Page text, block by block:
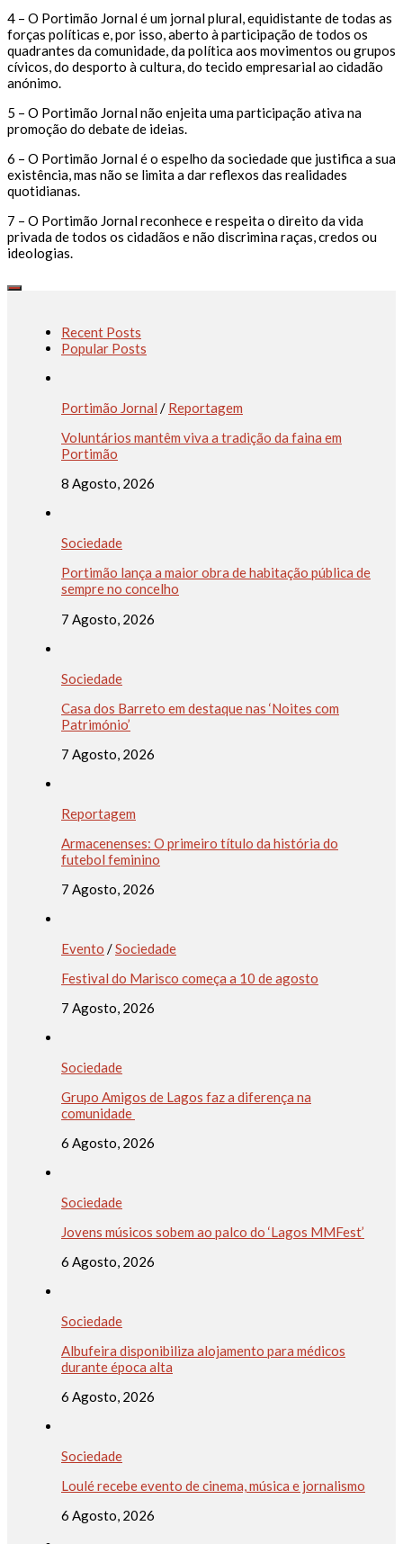
4 – O Portimão Jornal é um jornal plural, equidistante de todas as
forças políticas e, por isso, aberto à participação de todos os
quadrantes da comunidade, da política aos movimentos ou grupos
cívicos, do desporto à cultura, do tecido empresarial ao cidadão
anónimo.
5 – O Portimão Jornal não enjeita uma participação ativa na
promoção do debate de ideias.
6 – O Portimão Jornal é o espelho da sociedade que justifica a sua
existência, mas não se limita a dar reflexos das realidades
quotidianas.
7 – O Portimão Jornal reconhece e respeita o direito da vida
privada de todos os cidadãos e não discrimina raças, credos ou
ideologias.
Recent Posts
Popular Posts
Portimão Jornal / Reportagem
Voluntários mantêm viva a tradição da faina em
Portimão
8 Agosto, 2026
Sociedade
Portimão lança a maior obra de habitação pública de
sempre no concelho
7 Agosto, 2026
Sociedade
Casa dos Barreto em destaque nas ‘Noites com
Património’
7 Agosto, 2026
Reportagem
Armacenenses: O primeiro título da história do
futebol feminino
7 Agosto, 2026
Evento /Sociedade
Festival do Marisco começa a 10 de agosto
7 Agosto, 2026
Sociedade
Grupo Amigos de Lagos faz a diferença na
comunidade
6 Agosto, 2026
Sociedade
Jovens músicos sobem ao palco do ‘Lagos MMFest’
6 Agosto, 2026
Sociedade
Albufeira disponibiliza alojamento para médicos
durante época alta
6 Agosto, 2026
Sociedade
Loulé recebe evento de cinema, música e jornalismo
6 Agosto, 2026